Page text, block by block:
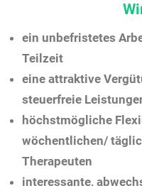
ein unbefristetes
Teilzeit
eine attraktive
steuerfreie
höchstmögliche
wöchentlichen/
Therapeuten
interessante,